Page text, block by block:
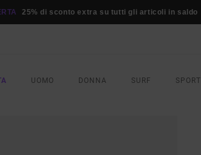
25% di sconto extra su tutti gli articoli in saldo
UOMO DONNA SURF SPORT